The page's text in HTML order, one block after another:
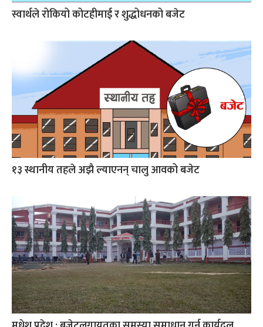
स्वार्थले रोकियो कोटहीमाई र शुद्धोधनको बजेट
१३ स्थानीय तहले अझै ल्याएनन् चालु आवको बजेट